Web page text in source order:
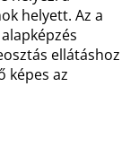
helyett. Az a
ellátáshoz
képes az